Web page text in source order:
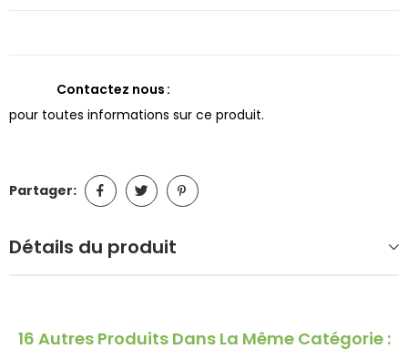
Contactez nous
pour toutes informations sur ce produit.
Partager:
Détails du produit
16 Autres Produits Dans La Même Catégorie :